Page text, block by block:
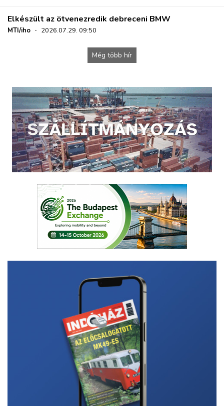
Elkészült az ötvenezredik debreceni BMW
MTI/iho · 2026.07.29. 09:50
Még több hír